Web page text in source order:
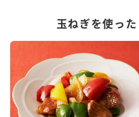
玉ねぎを使っ